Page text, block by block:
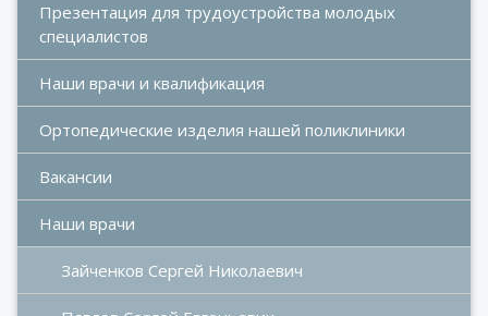
Презентация для трудоустройства молодых
специалистов
Наши врачи и квалификация
Ортопедические изделия нашей поликлиники
Вакансии
Наши врачи
Зайченков Сергей Николаевич